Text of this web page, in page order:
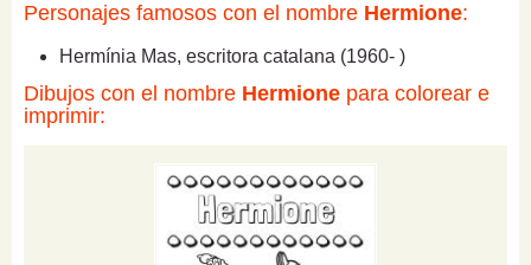
Personajes famosos con el nombre Hermione:
Hermínia Mas, escritora catalana (1960- )
Dibujos con el nombre Hermione para colorear e
imprimir: